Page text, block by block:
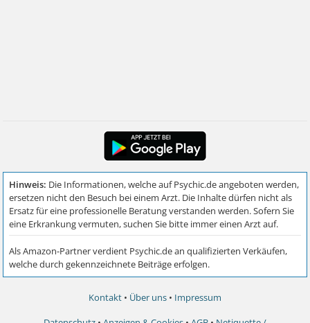
Kontakt • Über uns • Impressum